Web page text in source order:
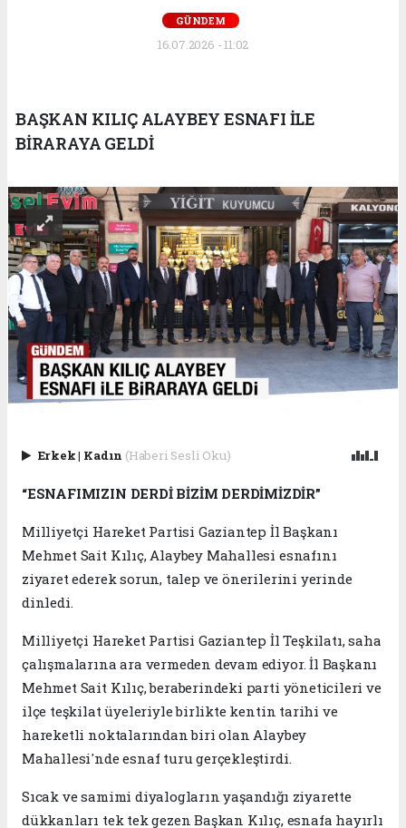
GÜNDEM
16.07.2026 - 11:02
BAŞKAN KILIÇ ALAYBEY ESNAFI İLE
BİRARAYA GELDİ
Erkek| Kadın (Haberi Sesli Oku)
“ESNAFIMIZIN DERDİ BİZİM DERDİMİZDİR”
Milliyetçi Hareket Partisi Gaziantep İl Başkanı
Mehmet Sait Kılıç, Alaybey Mahallesi esnafını
ziyaret ederek sorun, talep ve önerilerini yerinde
dinledi.
Milliyetçi Hareket Partisi Gaziantep İl Teşkilatı, saha
çalışmalarına ara vermeden devam ediyor. İl Başkanı
Mehmet Sait Kılıç, beraberindeki parti yöneticileri ve
ilçe teşkilat üyeleriyle birlikte kentin tarihi ve
hareketli noktalarından biri olan Alaybey
Mahallesi'nde esnaf turu gerçekleştirdi.
Sıcak ve samimi diyalogların yaşandığı ziyarette
dükkanları tek tek gezen Başkan Kılıç, esnafa hayırlı